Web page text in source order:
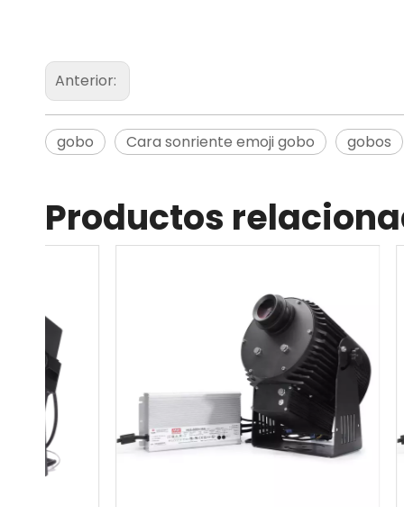
Anterior:
gobo Cara sonriente emoji gobo gobos
Productos